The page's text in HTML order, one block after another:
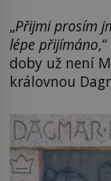
„Přijmi prosím
lépe přijímáno
doby už není
královnou